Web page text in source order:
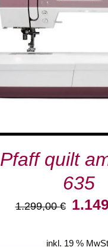
IN DEN WARENKORB /
Pfaff quilt
635
1.299,00€
inkl. 19 %